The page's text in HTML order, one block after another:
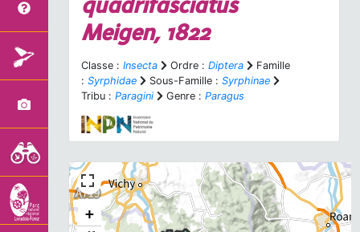
Meigen, 1822
Classe : Insecta Ordre : Diptera
Famille
: Syrphidae Sous-Famille : Syrphinae
Tribu : Paragini Genre : Paragus
+